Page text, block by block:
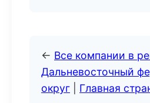
← Все компании в
Дальневосточный
округ
Главная